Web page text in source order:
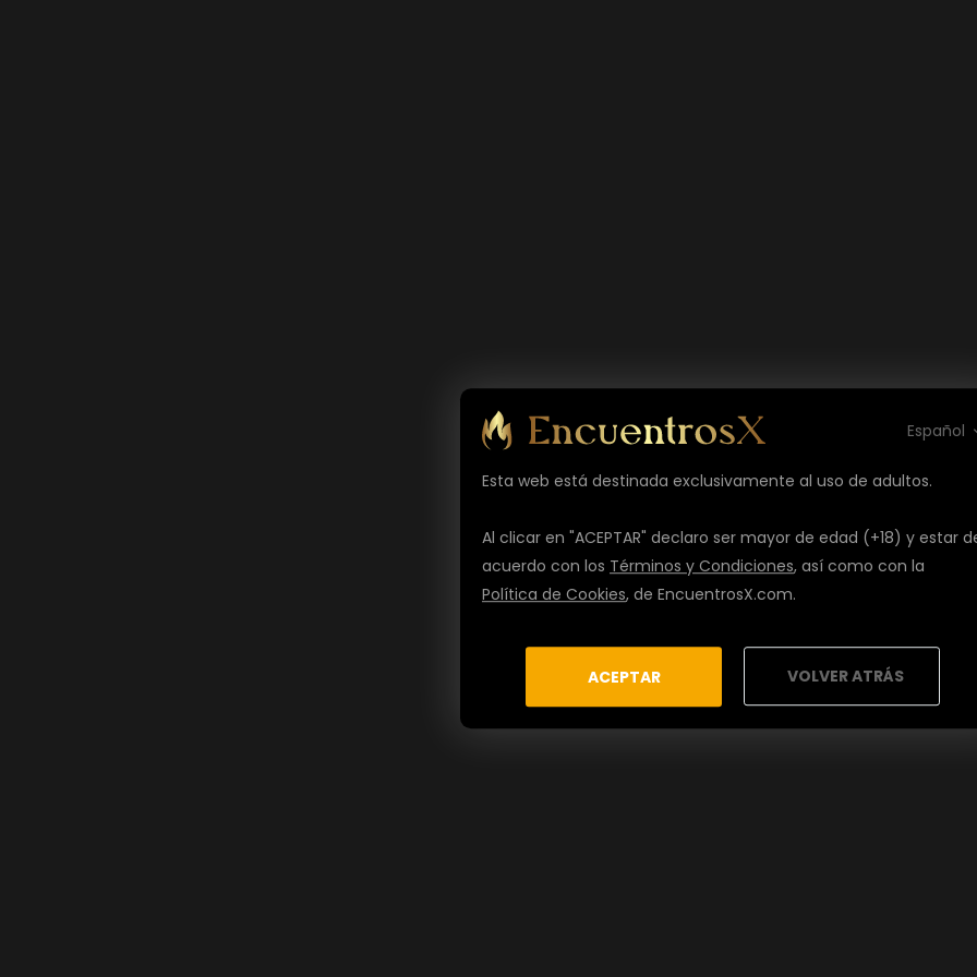
Español
Esta web está destinada exclusivamente al uso de adultos.
Al clicar en "ACEPTAR" declaro ser mayor de edad (+18) y estar
acuerdo con los Términos y Condiciones, así como con la
Política de Cookies, de EncuentrosX.com.
ACEPTAR VOLVER ATRÁS